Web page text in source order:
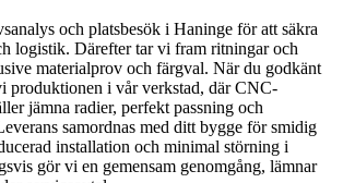
och platsbesök i Haninge för att säkra
logistik. Därefter tar vi fram ritningar och
materialprov och färgval. När du godkänt
produktionen i vår verkstad, där CNC-
jämna radier, perfekt passning och
samordnas med ditt bygge för smidig
installation och minimal störning i
gör vi en gemensam genomgång, lämnar